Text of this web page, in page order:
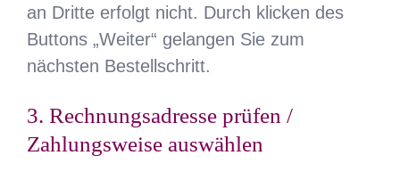
an Dritte erfolgt nicht. Durch klicken des
Buttons „Weiter“ gelangen Sie zum
nächsten Bestellschritt.
3. Rechnungsadresse prüfen /
Zahlungsweise auswählen